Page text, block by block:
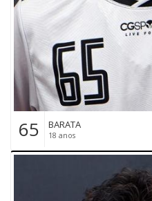
65 BARATA
18 anos